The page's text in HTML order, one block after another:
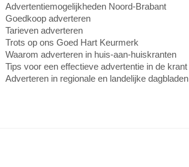
Advertentiemogelijkheden Noord-Brabant
Goedkoop adverteren
Tarieven adverteren
Trots op ons Goed Hart Keurmerk
Waarom adverteren in huis-aan-huiskranten
Tips voor een effectieve advertentie in de krant
Adverteren in regionale en landelijke dagbladen